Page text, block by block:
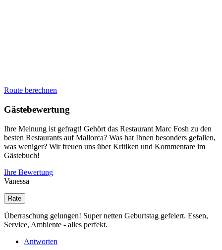
Route berechnen
Gästebewertung
Ihre Meinung ist gefragt! Gehört das Restaurant Marc Fosh zu den
besten Restaurants auf Mallorca? Was hat Ihnen besonders gefallen,
was weniger? Wir freuen uns über Kritiken und Kommentare im
Gästebuch!
Ihre Bewertung
Vanessa
Überraschung gelungen! Super netten Geburtstag gefeiert. Essen,
Service, Ambiente - alles perfekt.
Antworten